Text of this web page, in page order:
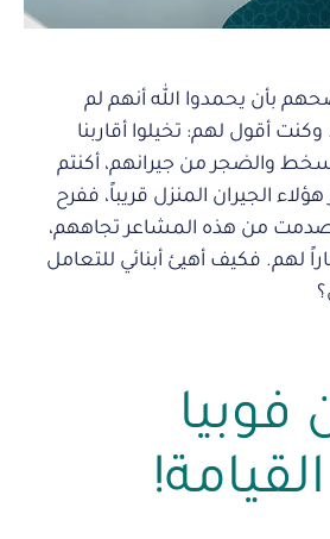
بأن يحمدوا الله أنهم لم
أقول لهم: تخيلوا أقاربنا
والضجر من جيرانهم، أكنتم
الجيران المنزل قريباً، ففرح
وصدمت من هذه المشاعر تجاههم،
لهم. فكيف أهيئ أبنائي للتعامل
فوبيا